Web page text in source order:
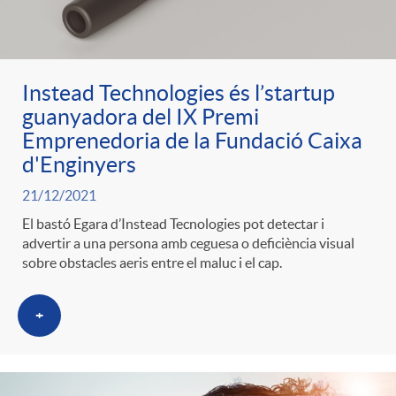
r
a
S
a
l
a
p
e
r
c
a
t
e
n
i
d
o
A
c
a
d
o
r
Instead Technologies és l’startup
guanyadora del IX Premi
Emprenedoria de la Fundació Caixa
d'Enginyers
21/12/2021
El bastó Egara d’Instead Tecnologies pot detectar i
advertir a una persona amb ceguesa o deficiència visual
sobre obstacles aeris entre el maluc i el cap.
+